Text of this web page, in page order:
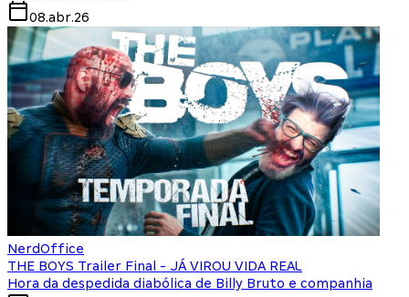
08.abr.26
NerdOffice
THE BOYS Trailer Final - JÁ VIROU VIDA REAL
Hora da despedida diabólica de Billy Bruto e companhia